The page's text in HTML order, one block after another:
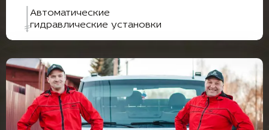
Автоматические
гидравлические установки